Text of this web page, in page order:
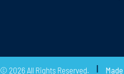
© 2026 All Rights Reserved.